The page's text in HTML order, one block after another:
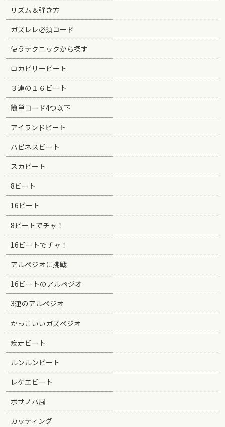
リズム＆弾き方
ガズレレ必須コード
使うテクニックから探す
ロカビリービート
３連の１６ビート
簡単コード4つ以下
アイランドビート
ハピネスビート
スカビート
8ビート
16ビート
8ビートでチャ！
16ビートでチャ！
アルペジオに挑戦
16ビートのアルペジオ
3連のアルペジオ
かっこいいガズペジオ
疾走ビート
ルンルンビート
レゲエビート
ボサノバ風
カッティング